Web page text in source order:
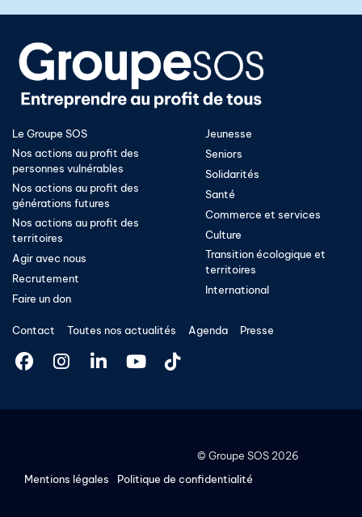
Le Groupe SOS
Nos actions au profit des
personnes vulnérables
Nos actions au profit des
générations futures
Nos actions au profit des
territoires
Agir avec nous
Recrutement
Faire un don
Jeunesse
Seniors
Solidarités
Santé
Commerce et services
Culture
Transition écologique et
territoires​
International
Contact Toutes nos actualités Agenda Presse
© Groupe SOS 2026
Mentions légales
Politique de confidentialité